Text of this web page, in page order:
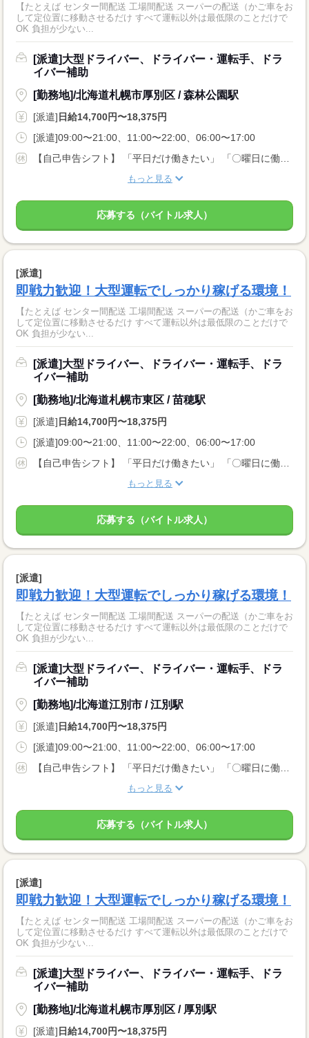
【たとえば センター間配送 工場間配送 スーパーの配送（かご車をお
して定位置に移動させるだけ すべて運転以外は最低限のことだけで
OK 負担が少ない...
[派遣]大型ドライバー、ドライバー・運転手、ドラ
イバー補助
[勤務地]/北海道札幌市厚別区 / 森林公園駅
[派遣]日給14,700円〜18,375円
[派遣]09:00〜21:00、11:00〜22:00、06:00〜17:00
もっと見る
応募する（バイトル求人）
[派遣]
即戦力歓迎！大型運転でしっかり稼げる環境！
【たとえば センター間配送 工場間配送 スーパーの配送（かご車をお
して定位置に移動させるだけ すべて運転以外は最低限のことだけで
OK 負担が少ない...
[派遣]大型ドライバー、ドライバー・運転手、ドラ
イバー補助
[勤務地]/北海道札幌市東区 / 苗穂駅
[派遣]日給14,700円〜18,375円
[派遣]09:00〜21:00、11:00〜22:00、06:00〜17:00
もっと見る
応募する（バイトル求人）
[派遣]
即戦力歓迎！大型運転でしっかり稼げる環境！
【たとえば センター間配送 工場間配送 スーパーの配送（かご車をお
して定位置に移動させるだけ すべて運転以外は最低限のことだけで
OK 負担が少ない...
[派遣]大型ドライバー、ドライバー・運転手、ドラ
イバー補助
[勤務地]/北海道江別市 / 江別駅
[派遣]日給14,700円〜18,375円
[派遣]09:00〜21:00、11:00〜22:00、06:00〜17:00
もっと見る
応募する（バイトル求人）
[派遣]
即戦力歓迎！大型運転でしっかり稼げる環境！
【たとえば センター間配送 工場間配送 スーパーの配送（かご車をお
して定位置に移動させるだけ すべて運転以外は最低限のことだけで
OK 負担が少ない...
[派遣]大型ドライバー、ドライバー・運転手、ドラ
イバー補助
[勤務地]/北海道札幌市厚別区 / 厚別駅
[派遣]日給14,700円〜18,375円